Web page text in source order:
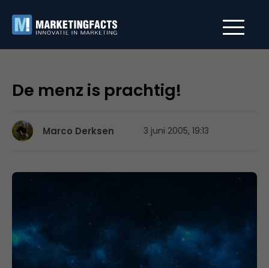
De menz is prachtig!
Marco Derksen 3 juni 2005, 19:13